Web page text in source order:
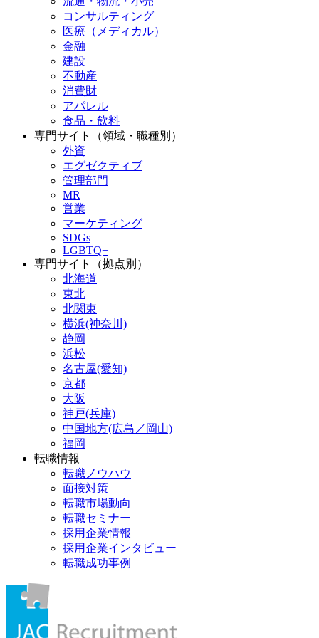
コンサルティング
医療（メディカル）
金融
建設
不動産
消費財
アパレル
食品・飲料
専門サイト（領域・職種別）
外資
エグゼクティブ
管理部門
MR
営業
マーケティング
SDGs
LGBTQ+
専門サイト（拠点別）
北海道
東北
北関東
横浜(神奈川)
静岡
浜松
名古屋(愛知)
京都
大阪
神戸(兵庫)
中国地方(広島／岡山)
福岡
転職情報
転職ノウハウ
面接対策
転職市場動向
転職セミナー
採用企業情報
採用企業インタビュー
転職成功事例